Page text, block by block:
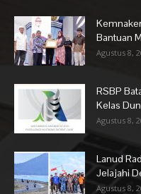
Bantuan
Agustus 8,
RSBP
Kelas
Agustus 8,
Lanud
Jelajahi
Agustus 8,